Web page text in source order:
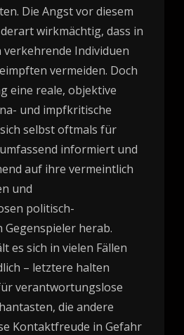
Die Angst vor diesem
wirkmächtig, dass in
verkehrende Individuen
vermeiden. Doch
eine reale, objektive
und impfkritische
selbst oftmals für
informiert und
auf ihre vermeintlich
und
politisch-
Gegenspieler herab.
es sich in vielen Fällen
– letztere halten
verantwortungslose
die andere
Kontaktfreude in Gefahr